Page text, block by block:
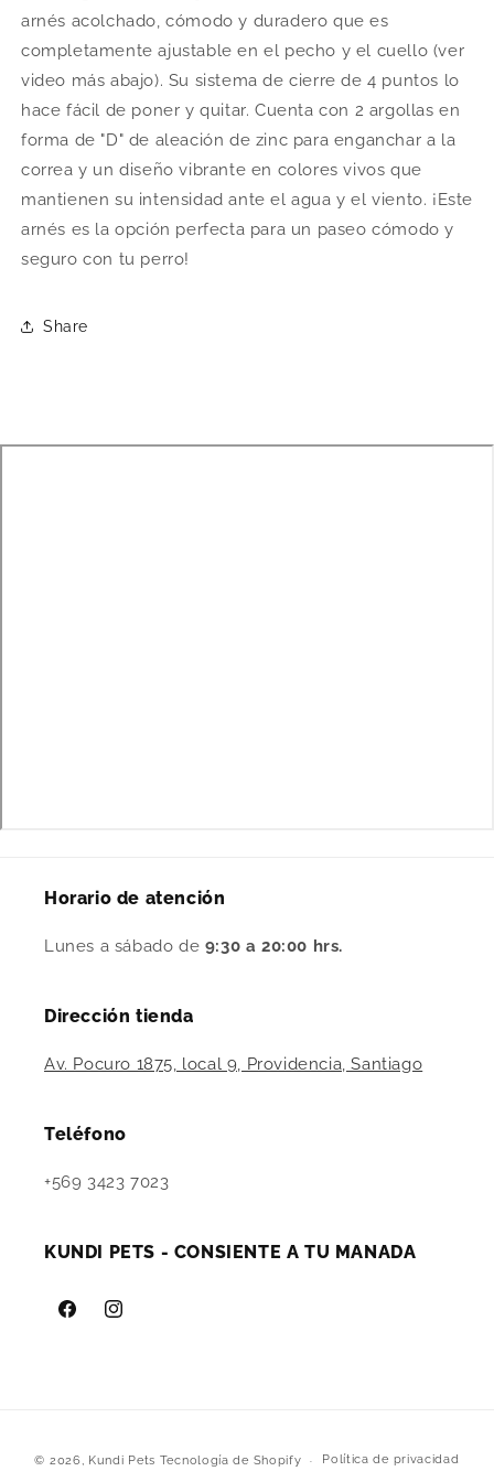
arnés acolchado, cómodo y duradero que es
completamente ajustable en el pecho y el cuello (ver
video más abajo). Su sistema de cierre de 4 puntos lo
hace fácil de poner y quitar. Cuenta con 2 argollas en
forma de "D" de aleación de zinc para enganchar a la
correa y un diseño vibrante en colores vivos que
mantienen su intensidad ante el agua y el viento. ¡Este
arnés es la opción perfecta para un paseo cómodo y
seguro con tu perro!
Share
Horario de atención
Lunes a sábado de 9:30 a 20:00 hrs.
Dirección tienda
Av. Pocuro 1875, local 9, Providencia, Santiago
Teléfono
+569 3423 7023
KUNDI PETS - CONSIENTE A TU MANADA
FacebookInstagram
de
© 2026, Kundi Pets Tecnología de Shopify Política de privacidad